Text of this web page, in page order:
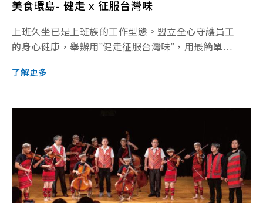
美食環島- 健走 x 征服台灣味
上班久坐已是上班族的工作型態。盟立全心守護員工
的身心健康，舉辦用”健走征服台灣味”，用最簡單...
了解更多